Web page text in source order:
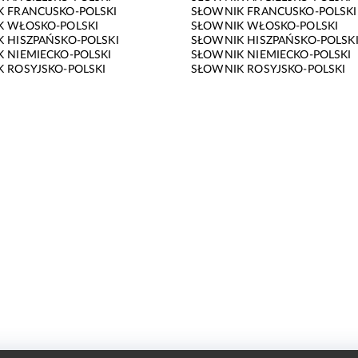
FRANCUSKO-POLSKI
WŁOSKO-POLSKI
HISZPAŃSKO-POLSKI
NIEMIECKO-POLSKI
ROSYJSKO-POLSKI
SŁOWNIK FRANCUSKO-POLSKI
SŁOWNIK WŁOSKO-POLSKI
SŁOWNIK HISZPAŃSKO-POLSKI
SŁOWNIK NIEMIECKO-POLSKI
SŁOWNIK ROSYJSKO-POLSKI